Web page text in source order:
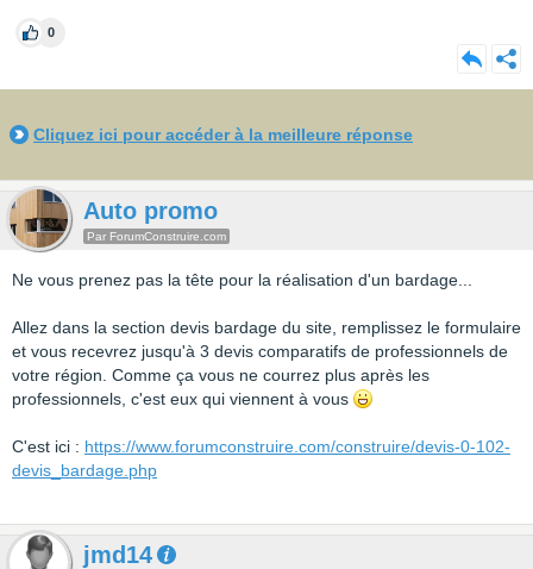
0
Cliquez ici pour accéder à la meilleure réponse
Auto promo
Par ForumConstruire.com
Ne vous prenez pas la tête pour la réalisation d'un bardage...
Allez dans la section devis bardage du site, remplissez le formulaire
et vous recevrez jusqu'à 3 devis comparatifs de professionnels de
votre région. Comme ça vous ne courrez plus après les
professionnels, c'est eux qui viennent à vous
C'est ici : https://www.forumconstruire.com/construire/devis-0-102-
devis_bardage.php
jmd14